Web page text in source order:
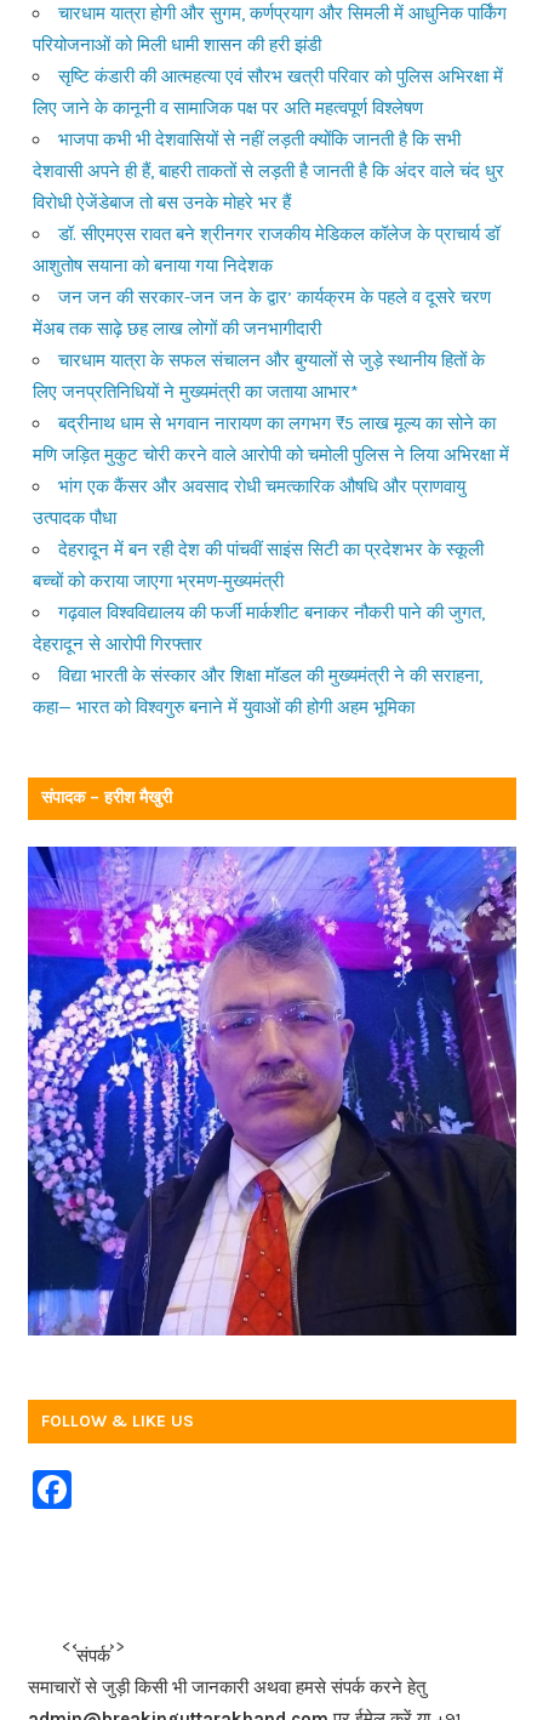
चारधाम यात्रा होगी और सुगम, कर्णप्रयाग और सिमली में आधुनिक पार्किंग
परियोजनाओं को मिली धामी शासन की हरी झंडी
सृष्टि कंडारी की आत्महत्या एवं सौरभ खत्री परिवार को पुलिस अभिरक्षा में
लिए जाने के कानूनी व सामाजिक पक्ष पर अति महत्वपूर्ण विश्लेषण
भाजपा कभी भी देशवासियों से नहीं लड़ती क्योंकि जानती है कि सभी
देशवासी अपने ही हैं, बाहरी ताकतों से लड़ती है जानती है कि अंदर वाले चंद धुर
विरोधी ऐजेंडेबाज तो बस उनके मोहरे भर हैं
डॉ. सीएमएस रावत बने श्रीनगर राजकीय मेडिकल कॉलेज के प्राचार्य डॉ
आशुतोष सयाना को बनाया गया निदेशक
जन जन की सरकार-जन जन के द्वार’ कार्यक्रम के पहले व दूसरे चरण
मेंअब तक साढ़े छह लाख लोगों की जनभागीदारी
चारधाम यात्रा के सफल संचालन और बुग्यालों से जुड़े स्थानीय हितों के
लिए जनप्रतिनिधियों ने मुख्यमंत्री का जताया आभार*
बद्रीनाथ धाम से भगवान नारायण का लगभग ₹5 लाख मूल्य का सोने का
मणि जड़ित मुकुट चोरी करने वाले आरोपी को चमोली पुलिस ने लिया अभिरक्षा में
भांग एक कैंसर और अवसाद रोधी चमत्कारिक औषधि और प्राणवायु
उत्पादक पौधा
देहरादून में बन रही देश की पांचवीं साइंस सिटी का प्रदेशभर के स्कूली
बच्चों को कराया जाएगा भ्रमण-मुख्यमंत्री
गढ़वाल विश्वविद्यालय की फर्जी मार्कशीट बनाकर नौकरी पाने की जुगत,
देहरादून से आरोपी गिरफ्तार
विद्या भारती के संस्कार और शिक्षा मॉडल की मुख्यमंत्री ने की सराहना,
कहा— भारत को विश्वगुरु बनाने में युवाओं की होगी अहम भूमिका
संपादक – हरीश मैखुरी
FOLLOW & LIKE US
F
b
o
संपर्क
समाचारों से जुड़ी किसी भी जानकारी अथवा हमसे संपर्क करने हेतु